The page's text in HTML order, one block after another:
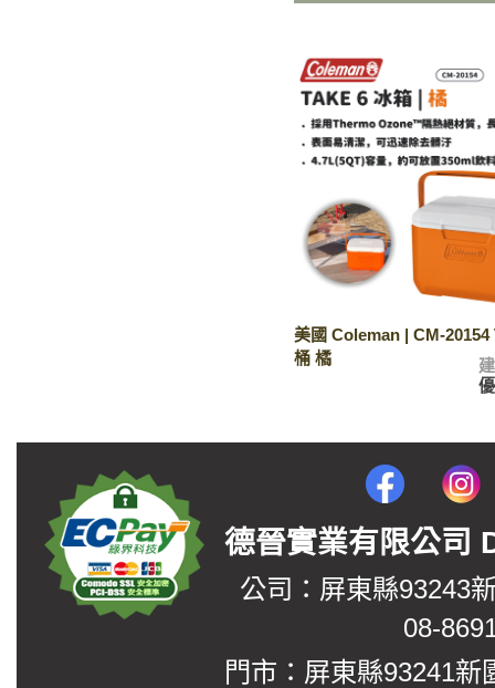
美國 Coleman | CM-20154
桶 橘
德晉實業有限公
公司：屏東縣93243
08-
門市：屏東縣93241